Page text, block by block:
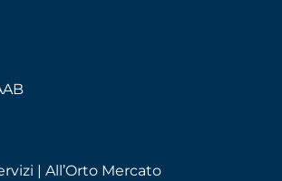
| All’Orto Mercato